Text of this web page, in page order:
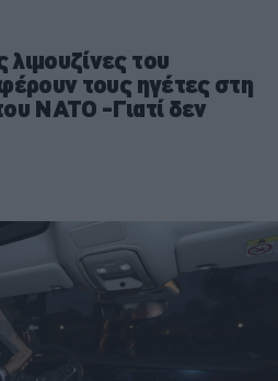
του
τους ηγέτες στη
NATO -Γιατί δεν